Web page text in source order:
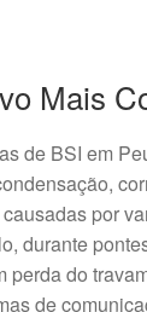
Mais
de BSI em
por
durante
perda do
de